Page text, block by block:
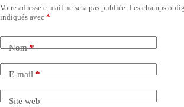
Votre adresse e-mail ne sera pas publiée. Les champs
indiqués avec *
Nom*
E-mail*
Site web